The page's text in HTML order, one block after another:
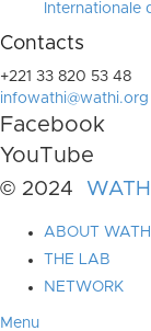
Internationale
Contacts
+221 33 820 53 48
infowathi@wathi.org
Facebook
YouTube
© 2024
ABOUT WATHI
THE LAB
NETWORK
Menu